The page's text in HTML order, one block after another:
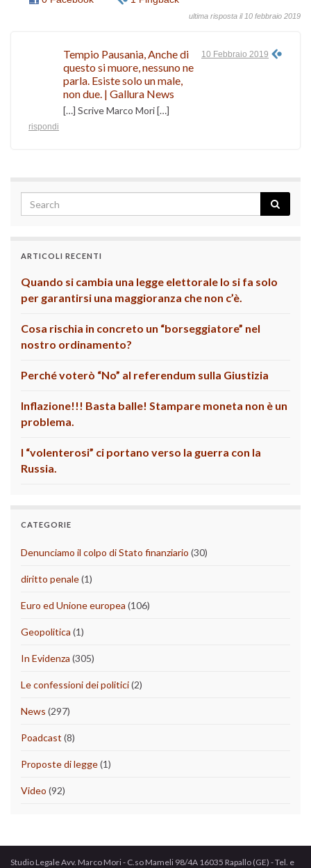
ultima risposta il 10 febbraio 2019
Tempio Pausania, Anche di
questo si muore, nessuno ne
parla. Esiste solo un male,
non due. | Gallura News
10 Febbraio 2019
[…] Scrive Marco Mori […]
rispondi
ARTICOLI RECENTI
Quando si cambia una legge elettorale lo si fa solo
per garantirsi una maggioranza che non c’è.
Cosa rischia in concreto un “borseggiatore” nel
nostro ordinamento?
Perché voterò “No” al referendum sulla Giustizia
Inflazione!!! Basta balle! Stampare moneta non è un
problema.
I “volenterosi” ci portano verso la guerra con la
Russia.
CATEGORIE
Denunciamo il colpo di Stato finanziario (30)
diritto penale(1)
Euro ed Unione europea (106)
Geopolitica (1)
In Evidenza (305)
Le confessioni dei politici(2)
News (297)
Poadcast (8)
Proposte di legge(1)
Video (92)
Studio Legale Avv. Marco Mori - C.so Mameli 98/4A 16035 Rapallo (GE) - Tel. e